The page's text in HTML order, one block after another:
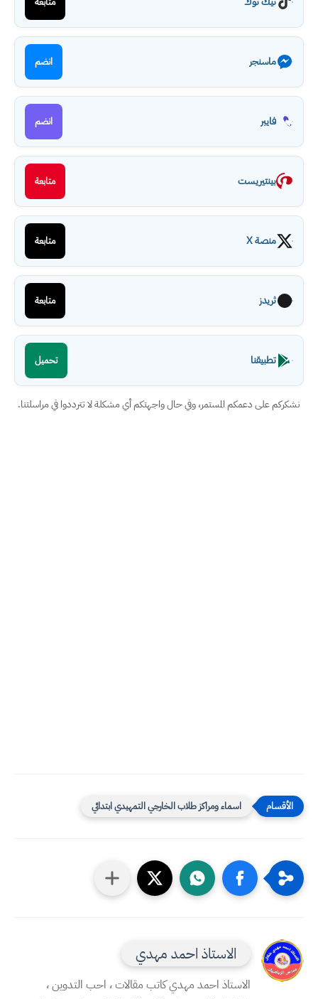
ماسنجر انضم
فايبر انضم
بينتيريست متابعة
منصة X متابعة
ثريدز متابعة
تطبيقنا تحميل
نشكركم على دعمكم المستمر، وفي حال واجهتكم أي مشكلة لا تترددوا في مراسلتنا.
اسماء ومراكز طلاب الخارجي التمهيدي ابتدائي
الاستاذ احمد مهدي
الاستاذ احمد مهدي كاتب مقالات ، احب التدوين ،